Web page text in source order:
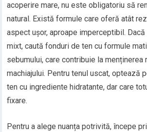
acoperire mare, nu este obligatoriu să
natural. Există formule care oferă atât
aspect ușor, aproape imperceptibil.
mixt, caută fonduri de ten cu formule
sebumului, care contribuie la
machiajului. Pentru tenul uscat, optează
ten cu ingrediente hidratante, dar care
fixare.
Pentru a alege nuanța potrivită, începe